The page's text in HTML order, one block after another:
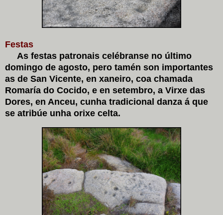
Festas
As festas patronais celébranse no último
domingo de agosto, pero tamén son importantes
as de San Vicente, en xaneiro, coa chamada
Romaría do Cocido, e en setembro, a Virxe das
Dores, en Anceu, cunha tradicional danza á que
se atribúe unha orixe celta.